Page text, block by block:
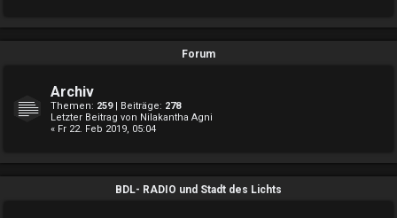
Forum
Archiv
Themen: 259| Beiträge: 278
Letzter Beitrag von Nilakantha Agni
« Fr 22. Feb 2019, 05:04
BDL- RADIO und Stadt des Lichts